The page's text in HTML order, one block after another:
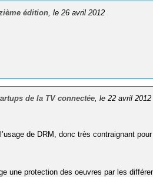
édition, le 26 avril 2012
de la TV connectée , le 22 avril 2012
de DRM, donc très contraignant
une protection des oeuvres par les